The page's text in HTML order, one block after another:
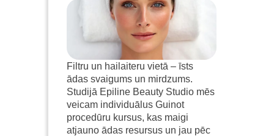
Filtru un hailaiteru vietā – īsts
ādas svaigums un mirdzums.
Studijā Epiline Beauty Studio mēs
veicam individuālus Guinot
procedūru kursus, kas maigi
atjauno ādas resursus un jau pēc